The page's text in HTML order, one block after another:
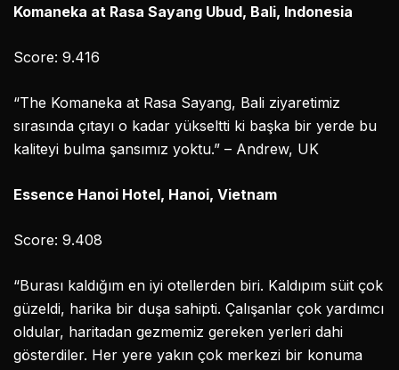
Komaneka at Rasa Sayang Ubud, Bali, Indonesia
Score: 9.416
“The Komaneka at Rasa Sayang, Bali ziyaretimiz
sırasında çıtayı o kadar yükseltti ki başka bir yerde bu
kaliteyi bulma şansımız yoktu.” – Andrew, UK
Essence Hanoi Hotel, Hanoi, Vietnam
Score: 9.408
“Burası kaldığım en iyi otellerden biri. Kaldıpım süit çok
güzeldi, harika bir duşa sahipti. Çalışanlar çok yardımcı
oldular, haritadan gezmemiz gereken yerleri dahi
gösterdiler. Her yere yakın çok merkezi bir konuma